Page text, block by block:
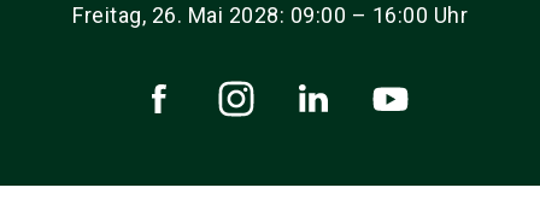
Freitag, 26. Mai 2028: 09:00 – 16:00 Uhr